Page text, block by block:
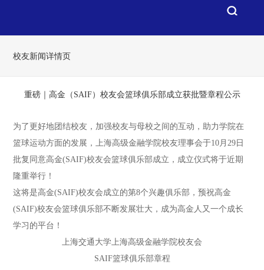
校友新闻详情页
重磅｜高金（SAIF）校友会篮球俱乐部成立获批暨章程公示
为了更好地团结校友，加强校友与母校之间的互动，助力学院在
篮球运动方面的发展，上海高级金融学院校友理事会于10月29日
批复同意高金(SAIF)校友会篮球俱乐部成立，成立仪式将于近期
隆重举行！
这将是高金(SAIF)校友会成立的第8个兴趣俱乐部，预祝高金
(SAIF)校友会篮球俱乐部不断发展壮大，成为高金人又一个成长
学习的平台！
上海交通大学上海高级金融学院校友会
SAIF篮球俱乐部章程